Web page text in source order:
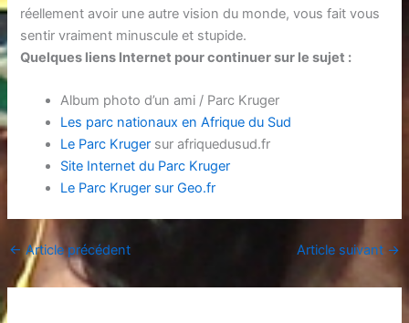
réellement avoir une autre vision du monde, vous fait vous
sentir vraiment minuscule et stupide.
Quelques liens Internet pour continuer sur le sujet :
Album photo d’un ami / Parc Kruger
Les parc nationaux en Afrique du Sud
Le Parc Kruger sur afriquedusud.fr
Site Internet du Parc Kruger
Le Parc Kruger sur Geo.fr
← Article précédent Article suivant →